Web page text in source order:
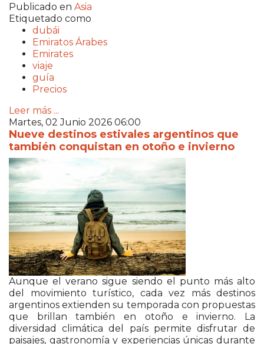
Publicado en Asia
Etiquetado como
dubái
Emiratos Árabes
Emirates
viaje
guía
Precios
Leer más ...
Martes, 02 Junio 2026 06:00
Nueve destinos estivales argentinos que
también conquistan en otoño e invierno
Aunque el verano sigue siendo el punto más alto
del movimiento turístico, cada vez más destinos
argentinos extienden su temporada con propuestas
que brillan también en otoño e invierno. La
diversidad climática del país permite disfrutar de
paisajes, gastronomía y experiencias únicas durante